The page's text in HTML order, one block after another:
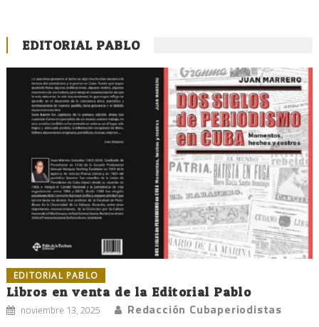
EDITORIAL PABLO
EDITORIAL PABLO
Libros en venta de la Editorial Pablo
noviembre 13, 2025 Redacción Cubaperiodistas